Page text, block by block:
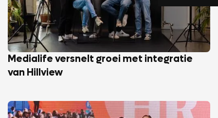
Medialife versnelt groei met integratie
van Hillview